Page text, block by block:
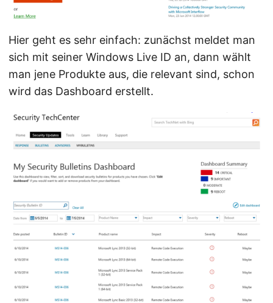
Hier geht es sehr einfach: zunächst meldet man
sich mit seiner Windows Live ID an, dann wählt
man jene Produkte aus, die relevant sind, schon
wird das Dashboard erstellt.